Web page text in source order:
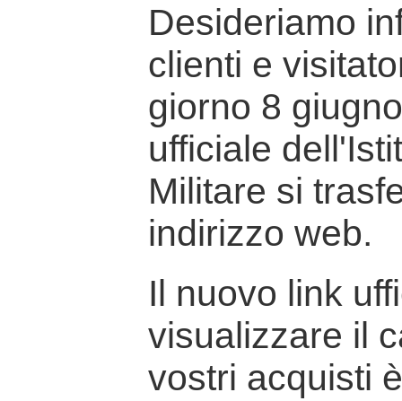
Desideriamo
clienti e
giorno 8
ufficiale
Militare si
indirizzo web.
Il nuovo link
visualizzare il
vostri acquisti